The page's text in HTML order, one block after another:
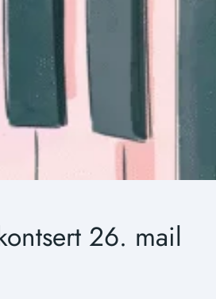
26. mail